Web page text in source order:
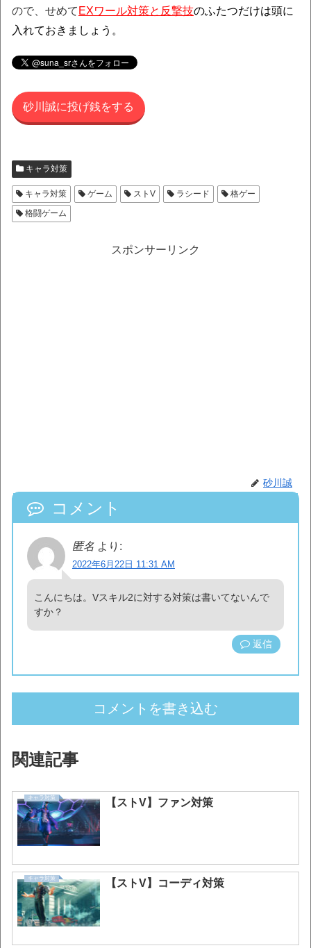
ので、せめて EXワール対策と反撃技のふたつだけは頭に
入れておきましょう。
砂川誠に投げ銭をする
キャラ対策
キャラ対策 ゲーム ストV ラシード
格ゲー
格闘ゲーム
スポンサーリンク
砂川誠
コメント
匿名 より:
2022年6月22日 11:31 AM
こんにちは。Vスキル2に対する対策は書いてないんで
すか？
返信
コメントを書き込む
関連記事
キャラ対策 【ストV】ファン対策
キャラ対策 【ストV】コーディ対策